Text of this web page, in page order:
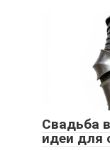
Свадьба
идеи для